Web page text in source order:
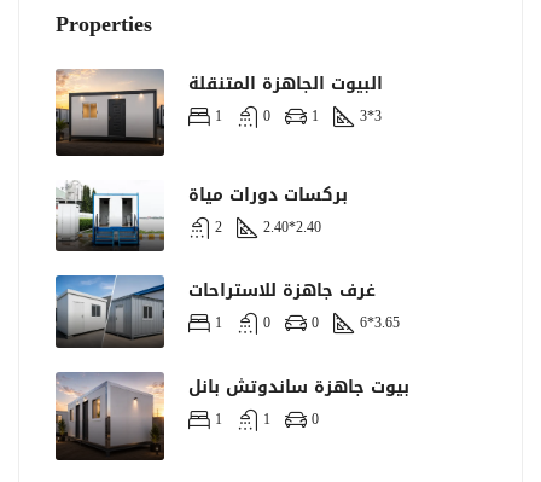
Properties
البيوت الجاهزة المتنقلة
1 0 1 3*3
بركسات دورات مياة
2 2.40*2.40
غرف جاهزة للاستراحات
1 0 0 6*3.65
بيوت جاهزة ساندوتش بانل
1 1 0